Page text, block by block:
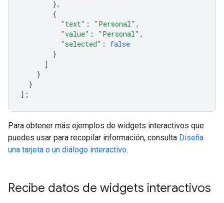
},
{
"text" : "Personal" ,
"value" : "Personal" ,
"selected" :
false
}
]
}
}
];
Para obtener más ejemplos de widgets interactivos que
puedes usar para recopilar información, consulta Diseña
una tarjeta o un diálogo interactivo.
Recibe datos de widgets interactivos